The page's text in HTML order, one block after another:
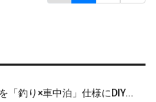
「釣り×車中泊」仕様にDIY...